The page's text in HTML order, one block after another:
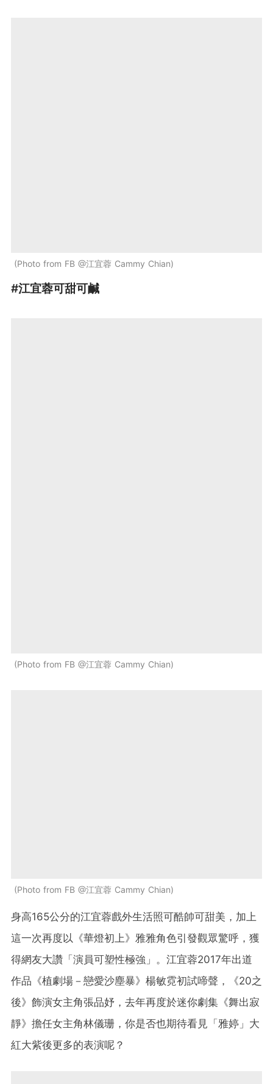
Photo from FB @江宜蓉 Cammy Chian
#江宜蓉可甜可鹹
Photo from FB @江宜蓉 Cammy Chian
Photo from FB @江宜蓉 Cammy Chian
身高165公分的江宜蓉戲外生活照可酷帥可甜美，加上
這一次再度以《華燈初上》雅雅角色引發觀眾驚呼，獲
得網友大讚「演員可塑性極強」。江宜蓉2017年出道
作品《植劇場－戀愛沙塵暴》楊敏霓初試啼聲，《20之
後》飾演女主角張品妤，去年再度於迷你劇集《舞出寂
靜》擔任女主角林儀珊，你是否也期待看見「雅婷」大
紅大紫後更多的表演呢？